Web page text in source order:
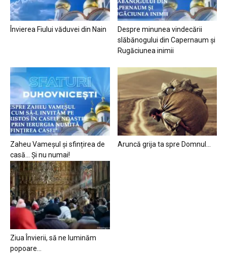
Învierea Fiului văduvei din Nain
Despre minunea vindecării
slăbănogului din Capernaum și
Rugăciunea inimii
Zaheu Vameșul și sfințirea de
casă… Și nu numai!
Aruncă grija ta spre Domnul…
Ziua Învierii, să ne luminăm
popoare…